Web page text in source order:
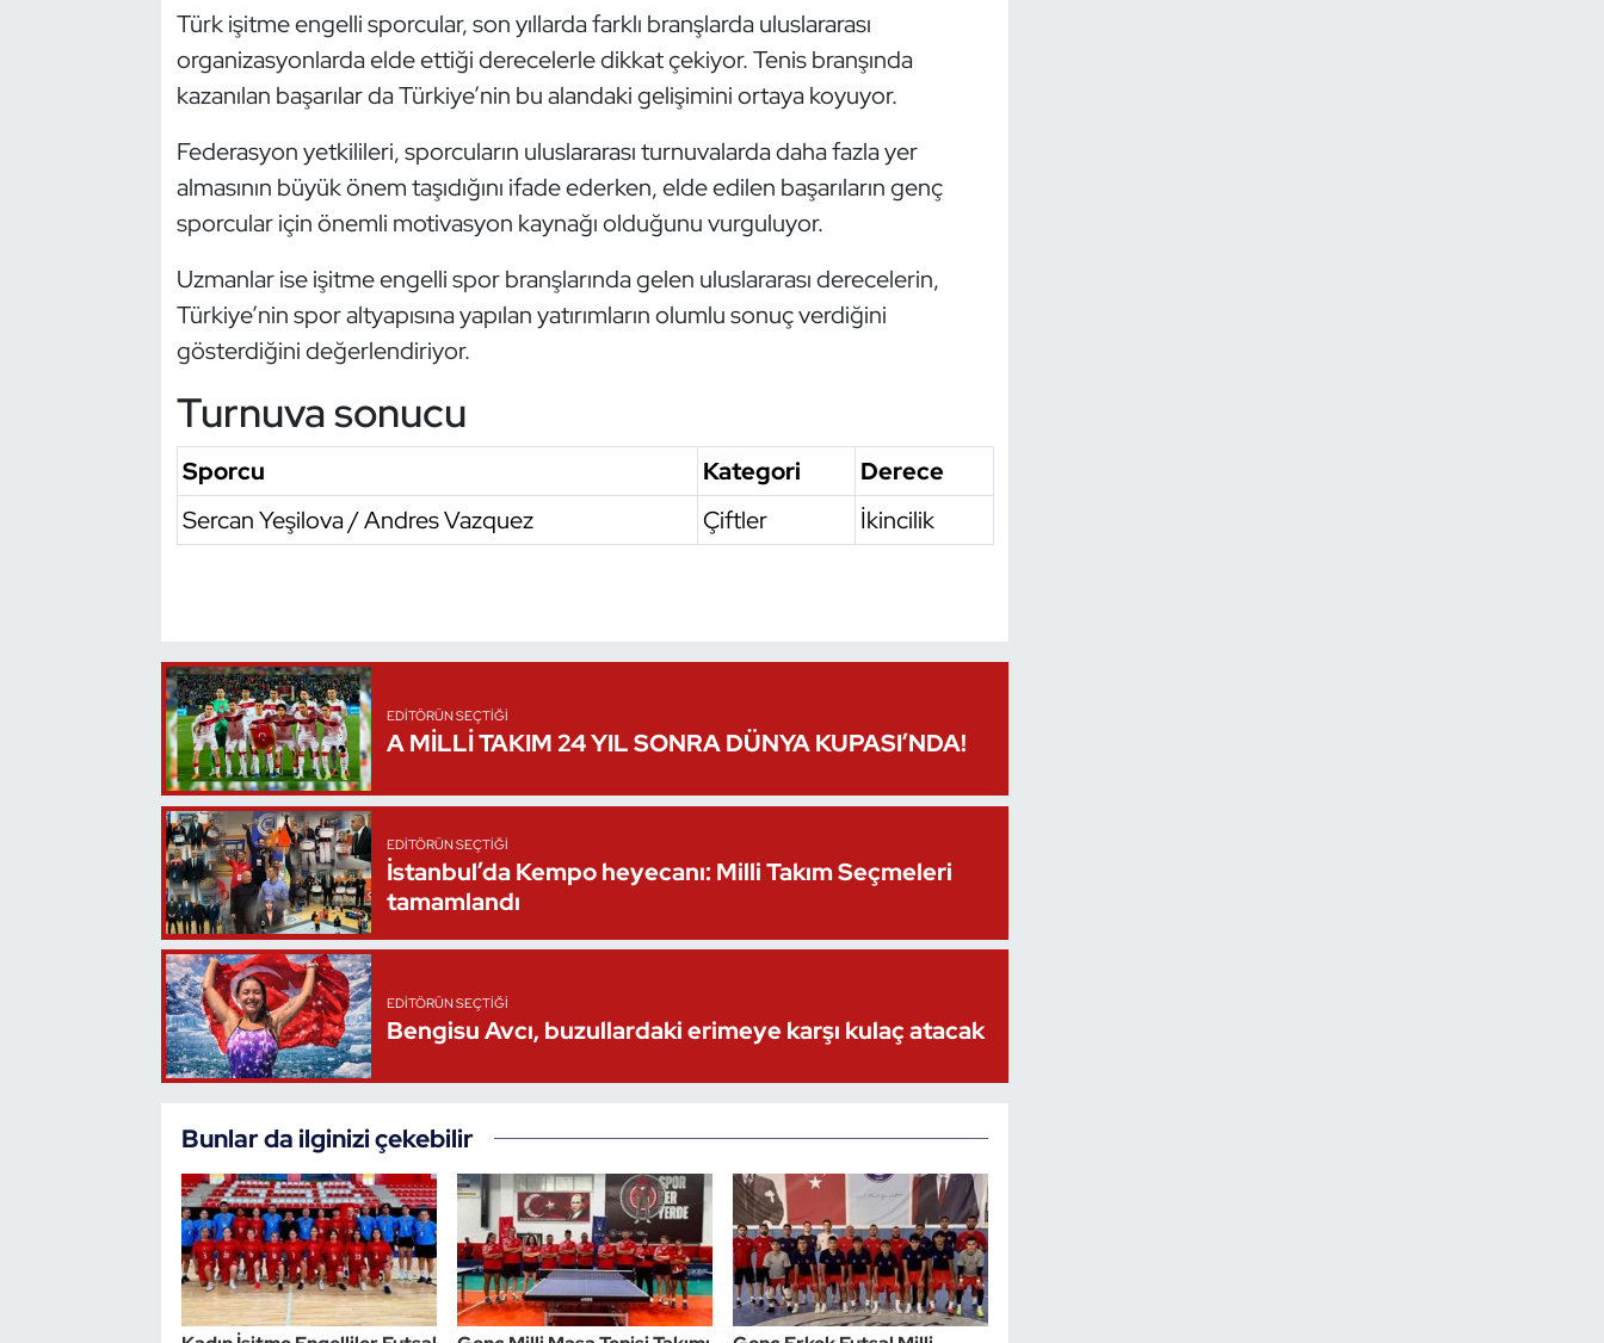
Türk işitme engelli sporcular, son yıllarda farklı branşlarda uluslararası
organizasyonlarda elde ettiği derecelerle dikkat çekiyor. Tenis branşında
kazanılan başarılar da Türkiye’nin bu alandaki gelişimini ortaya koyuyor.
Federasyon yetkilileri, sporcuların uluslararası turnuvalarda daha fazla yer
almasının büyük önem taşıdığını ifade ederken, elde edilen başarıların genç
sporcular için önemli motivasyon kaynağı olduğunu vurguluyor.
Uzmanlar ise işitme engelli spor branşlarında gelen uluslararası derecelerin,
Türkiye’nin spor altyapısına yapılan yatırımların olumlu sonuç verdiğini
gösterdiğini değerlendiriyor.
Turnuva sonucu
Sporcu Kategori
Derece
Sercan Yeşilova / Andres Vazquez
Çiftler İkincilik
EDITÖRÜN SEÇTIĞI
A MİLLİ TAKIM 24 YIL SONRA DÜNYA KUPASI’NDA!
EDITÖRÜN SEÇTIĞI
İstanbul’da Kempo heyecanı: Milli Takım Seçmeleri
tamamlandı
EDITÖRÜN SEÇTIĞI
Bengisu Avcı, buzullardaki erimeye karşı kulaç atacak
Bunlar da ilginizi çekebilir
Sualtı Sporları
Vücut Geliştirme Fitness
Wushu Kungfu